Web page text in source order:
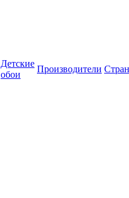
Детские
обои
Производители